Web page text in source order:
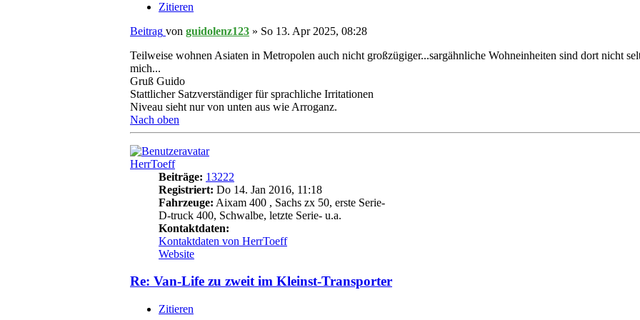
Zitieren
Beitrag von guidolenz123 » So 13. Apr 2025, 08:28
Teilweise wohnen Asiaten in Metropolen auch nicht großzügiger...sargähnliche Wohneinheiten sind dort nicht
mich...
Gruß Guido
Stattlicher Satzverständiger für sprachliche Irritationen
Niveau sieht nur von unten aus wie Arroganz.
Nach oben
HerrToeff
Beiträge: 13222
Registriert: Do 14. Jan 2016, 11:18
Fahrzeuge: Aixam 400 , Sachs zx 50, erste Serie-
D-truck 400, Schwalbe, letzte Serie- u.a.
Kontaktdaten:
Kontaktdaten von HerrToeff
Website
Re: Van-Life zu zweit im Kleinst-Transporter
Zitieren